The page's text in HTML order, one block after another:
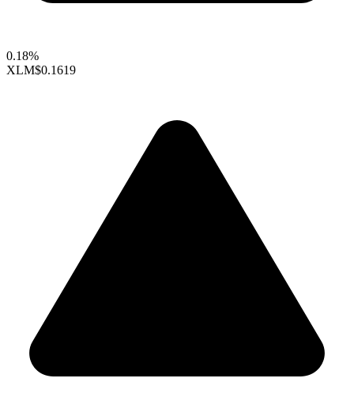
0.18%
XLM$0.1619